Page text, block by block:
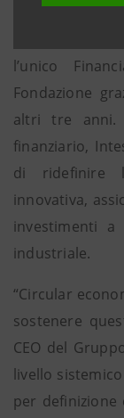
Foundation,
l’unico
Fondazione
altri tre anni.
finanziario,
di ridefinire
innovativa,
investimenti a
industriale.
“Circular
sostenere
CEO del
livello
per definizione